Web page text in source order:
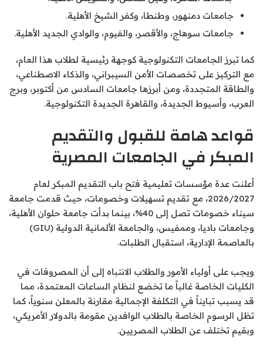
جامعات دمنهور، وطنطا، وكفر الشيخ الأهلية.
جامعات سوهاج، والأقصر، والفيوم، والوادي الجديد الأهلية.
كما تبرز الجامعات التكنولوجية كوجهة رئيسية لطلاب هذا العام،
مع التركيز على تخصصات الأمن السيبراني، والذكاء الاصطناعي،
والطاقة المتجددة، ومن أبرزها جامعات السادس من أكتوبر، وبرج
العرب، وأسيوط الجديدة، والقاهرة الجديدة التكنولوجية.
قواعد هامة للقبول والتقديم
المبكر في الجامعات المصرية
أعلنت عدة مؤسسات تعليمية فتح باب التقديم المبكر لعام
2026/2027، مع تقديم تسهيلات وخصومات، حيث قدمت جامعة
سيناء خصومات تصل إلى 40%، بينما بدأت جامعة حلوان الأهلية،
وجامعات باديا، وممفيس، والجامعة الألمانية الدولية (GIU)
بالعاصمة الإدارية، استقبال الطلبات.
ويجب على أولياء الأمور والطلاب الانتباه إلى أن المصروفات في
الكليات الخاصة غالباً ما تخضع لنظام الساعات المعتمدة، مما
قد يسبب تبايناً في التكلفة الإجمالية مقارنة بالمعلن سنوياً، كما
تظل الرسوم الخاصة بالطلاب الوافدين مقومة بالدولار الأمريكي،
وبقيم تختلف عن الطلاب المصريين.